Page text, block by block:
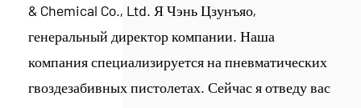
& Chemical Co., Ltd. Я Чэнь Цзунъяо,
генеральный директор компании. Наша
компания специализируется на пневматических
гвоздезабивных пистолетах. Сейчас я отведу вас